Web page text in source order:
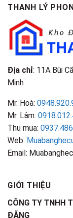
THANH LÝ
Địa chỉ: 11A Bùi
Minh
Mr. Hoà:
Mr. Lâm:
Thu mua:
Web:
Email:
GIỚI THIỆU
CÔNG TY TNHH
ĐĂNG